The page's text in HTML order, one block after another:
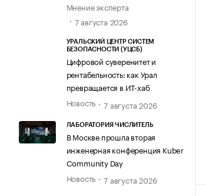
Мнение эксперта
7 августа 2026
УРАЛЬСКИЙ ЦЕНТР СИСТЕМ
БЕЗОПАСНОСТИ (УЦСБ)
Цифровой суверенитет и
рентабельность: как Урал
превращается в ИТ-хаб
Новость
7 августа 2026
ЛАБОРАТОРИЯ ЧИСЛИТЕЛЬ
В Москве прошла вторая
инженерная конференция Kuber
Community Day
Новость
7 августа 2026